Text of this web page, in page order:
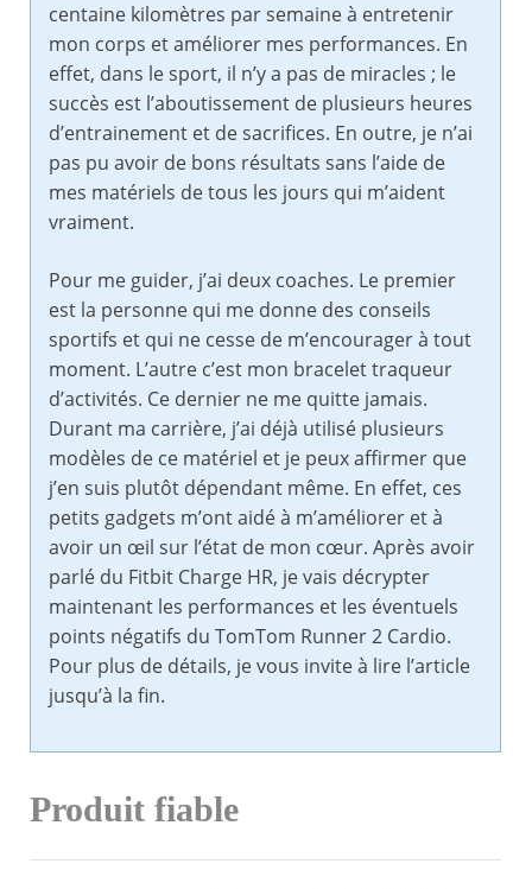
centaine kilomètres par semaine à entretenir
mon corps et améliorer mes performances. En
effet, dans le sport, il n’y a pas de miracles ; le
succès est l’aboutissement de plusieurs heures
d’entrainement et de sacrifices. En outre, je n’ai
pas pu avoir de bons résultats sans l’aide de
mes matériels de tous les jours qui m’aident
vraiment.
Pour me guider, j’ai deux coaches. Le premier
est la personne qui me donne des conseils
sportifs et qui ne cesse de m’encourager à tout
moment. L’autre c’est mon bracelet traqueur
d’activités. Ce dernier ne me quitte jamais.
Durant ma carrière, j’ai déjà utilisé plusieurs
modèles de ce matériel et je peux affirmer que
j’en suis plutôt dépendant même. En effet, ces
petits gadgets m’ont aidé à m’améliorer et à
avoir un œil sur l’état de mon cœur. Après avoir
parlé du Fitbit Charge HR, je vais décrypter
maintenant les performances et les éventuels
points négatifs du TomTom Runner 2 Cardio.
Pour plus de détails, je vous invite à lire l’article
jusqu’à la fin.
Produit fiable